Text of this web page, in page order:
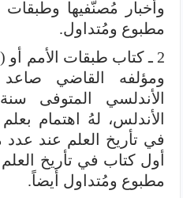
مطبوع ومُتداول.
2 ـ كتاب طبقات الأمم
ومؤلفه القاضي
الأندلس، لهُ اهتمام
في تأريخ العلم عند
مطبوع ومُتداول أيضاً.